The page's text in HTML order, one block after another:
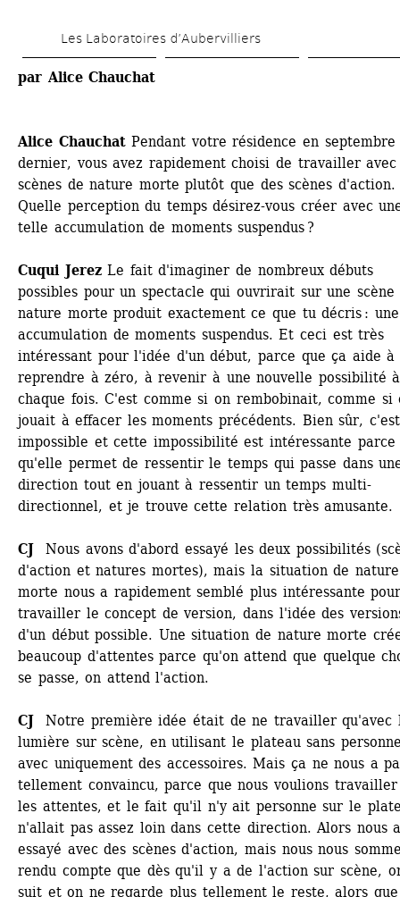
au
contenu
Les Laboratoires d’Aubervilliers
par Alice Chauchat
Alice ChauchatPendant votre résidence en septembre
dernier, vous avez rapidement choisi de travailler avec
scènes de nature morte plutôt que des scènes d'action.
Quelle perception du temps désirez-vous créer avec
telle accumulation de moments suspendus ?
Cuqui JerezLe fait d'imaginer de nombreux débuts
possibles pour un spectacle qui ouvrirait sur une scène
nature morte produit exactement ce que tu décris : une
accumulation de moments suspendus. Et ceci est très
intéressant pour l'idée d'un début, parce que ça aide à
reprendre à zéro, à revenir à une nouvelle possibilité à
chaque fois. C'est comme si on rembobinait, comme si
jouait à effacer les moments précédents. Bien sûr, c'est
impossible et cette impossibilité est intéressante parce
qu'elle permet de ressentir le temps qui passe dans
direction tout en jouant à ressentir un temps multi-
directionnel, et je trouve cette relation très amusante.
CJ Nous avons d'abord essayé les deux possibilités
d'action et natures mortes), mais la situation de nature
morte nous a rapidement semblé plus intéressante
travailler le concept de version, dans l'idée des
d'un début possible. Une situation de nature morte
beaucoup d'attentes parce qu'on attend que quelque
se passe, on attend l'action.
CJ Notre première idée était de ne travailler qu'avec
lumière sur scène, en utilisant le plateau sans
avec uniquement des accessoires. Mais ça ne nous a
tellement convaincu, parce que nous voulions travailler
les attentes, et le fait qu'il n'y ait personne sur le
n'allait pas assez loin dans cette direction. Alors nous
essayé avec des scènes d'action, mais nous nous
rendu compte que dès qu'il y a de l'action sur scène,
suit et on ne regarde plus tellement le reste, alors